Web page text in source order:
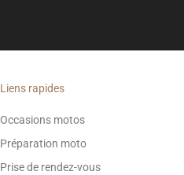
Liens rapides
Occasions motos
Préparation moto
Prise de rendez-vous